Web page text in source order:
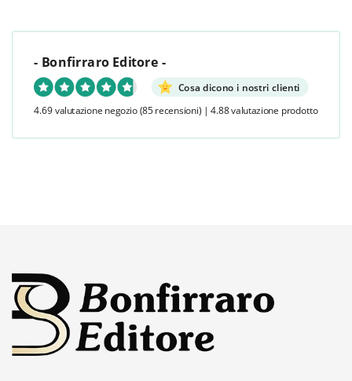
- Bonfirraro Editore -
Cosa dicono i nostri clienti
4.69 valutazione negozio (85 recensioni) | 4.88 valutazione prodotto